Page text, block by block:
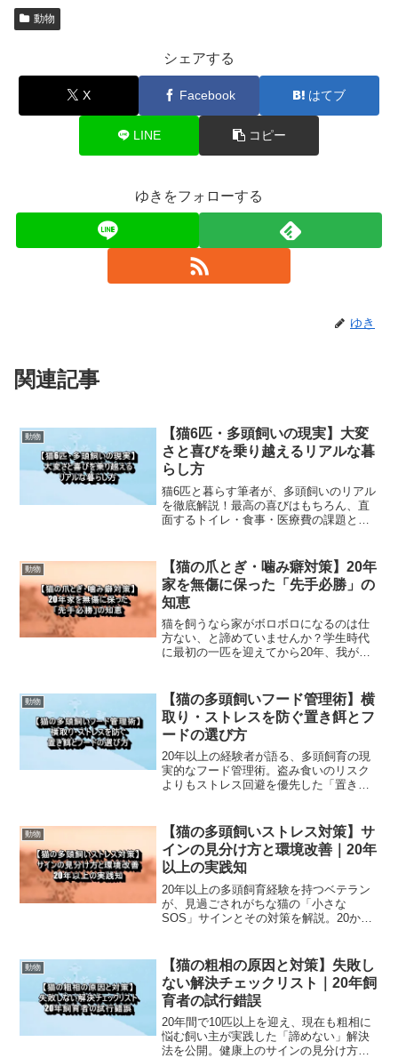
動物
シェアする
X Facebook はてブ
LINE コピー
ゆきをフォローする
ゆき
関連記事
動物
【猫6匹・多頭飼いの現実】大変
さと喜びを乗り越えるリアルな暮
らし方
猫6匹と暮らす筆者が、多頭飼いのリアル
を徹底解説！最高の喜びはもちろん、直
面するトイレ・食事・医療費の課題と具
体験に基づいたアドバイス集です。
動物
【猫の爪とぎ・噛み癖対策】20年
家を無傷に保った「先手必勝」の
知恵
猫を飼うなら家がボロボロになるのは仕
方ない、と諦めていませんか？学生時代
に最初の一匹を迎えてから20年、我が家
し」など、20年間守り抜いてきた実戦的
な知恵をすべて公開します。
動物
【猫の多頭飼いフード管理術】横
取り・ストレスを防ぐ置き餌とフ
ードの選び方
20年以上の経験者が語る、多頭飼育の現
実的なフード管理術。盗み食いのリスク
よりもストレス回避を優先した「置き
動物
【猫の多頭飼いストレス対策】サ
インの見分け方と環境改善｜20年
以上の実践知
20年以上の多頭飼育経験を持つベテラン
が、見過ごされがちな猫の「小さな
SOS」サインとその対策を解説。20か所
を解消します。
動物
【猫の粗相の原因と対策】失敗し
ない解決チェックリスト｜20年飼
育者の試行錯誤
20年間で10匹以上を迎え、現在も粗相に
悩む飼い主が実践した「諦めない」解決
法を公開。健康上のサインの見分け方、